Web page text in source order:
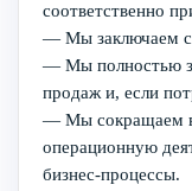
соответственно
— Мы заключаем с
— Мы полностью
продаж и, если
— Мы сокращаем
операционную
бизнес-процессы.